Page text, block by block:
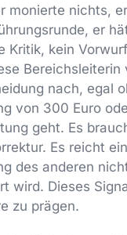
monierte nichts,
er
Kritik, kein
Bereichsleiterin
nach, egal
von 300 Euro
geht. Es
Es reicht
des anderen
wird. Dieses
zu prägen.